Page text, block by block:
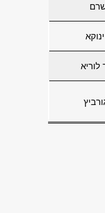
שרם
לוריא